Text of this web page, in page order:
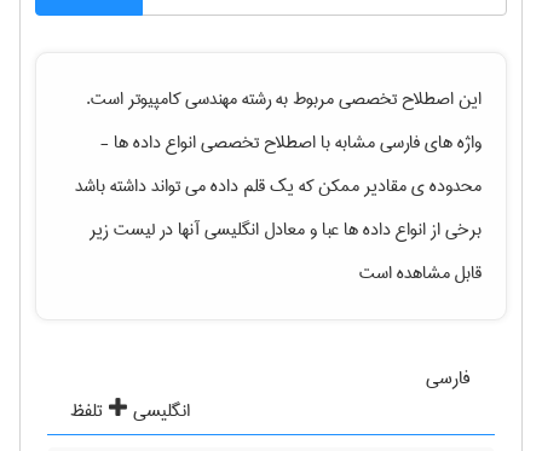
این اصطلاح تخصصی مربوط به رشتهمهندسی كامپيوتراست.
واژه های فارسی مشابه با اصطلاح تخصصیانواع داده ها -
محدوده ی مقادیر ممکن که یک قلم داده می تواند داشته باشد
برخی از انواع داده ها عباو معادل انگلیسی آنها در لیست زیر
قابل مشاهده است
فارسی
انگلیسی
تلفظ